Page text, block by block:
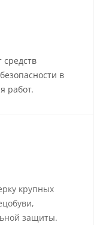
в
работ.
крупных
защиты.